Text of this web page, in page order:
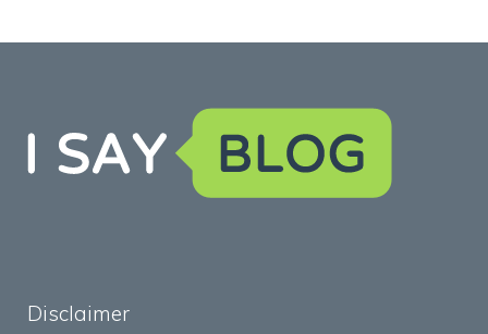
Disclaimer